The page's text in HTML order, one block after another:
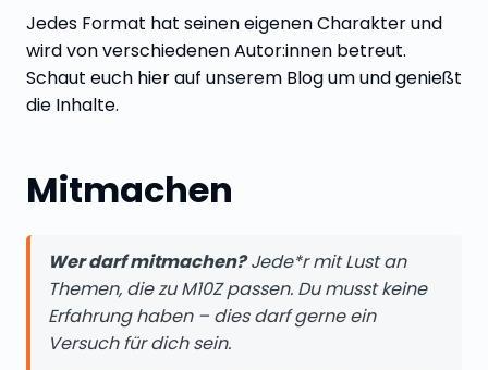
Jedes Format hat seinen eigenen Charakter und
wird von verschiedenen Autor:innen betreut.
Schaut euch hier auf unserem Blog um und genießt
die Inhalte.
Mitmachen
Wer darf mitmachen?Jede*r mit Lust an
Themen, die zu M10Z passen. Du musst keine
Erfahrung haben – dies darf gerne ein
Versuch für dich sein.